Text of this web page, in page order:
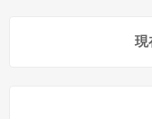
現